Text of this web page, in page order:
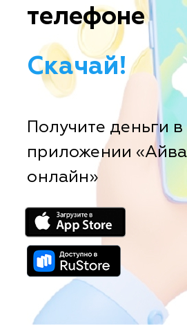
телефоне
Скачай!
Получите деньги в
приложении
онлайн»